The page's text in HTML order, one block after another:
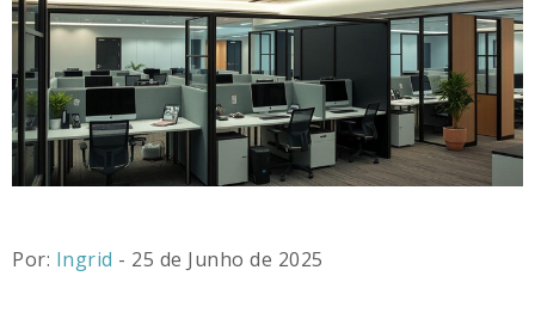
Por: Ingrid - 25 de Junho de 2025